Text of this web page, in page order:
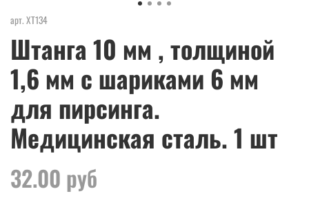
арт. ХТ134
Штанга 10 мм , толщиной
1,6 мм с шариками 6 мм
для пирсинга.
Медицинская сталь. 1 шт
32.00 руб